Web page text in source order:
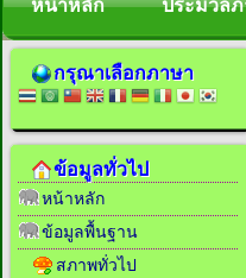
หน้าหลัก ประมวล
กรุณาเลือกภาษา
ข้อมูลทั่วไป
หน้าหลัก
ข้อมูลพื้นฐาน
สภาพทั่วไป